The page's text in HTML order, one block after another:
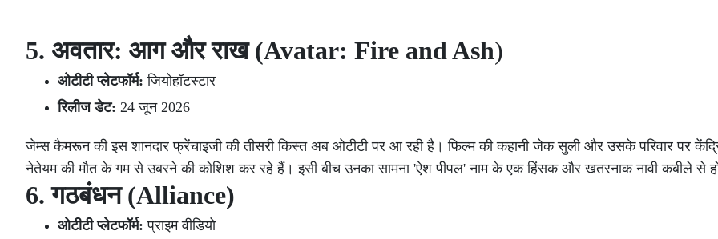
5. अवतार: आग और राख (Avatar: Fire and Ash)
ओटीटी प्लेटफॉर्म: जियोहॉटस्टार
रिलीज डेट: 24 जून 2026
जेम्स कैमरून की इस शानदार फ्रेंचाइजी की तीसरी किस्त अब ओटीटी पर आ रही है। फिल्म की कहानी जेक सुली और उसके परिवार पर
नेतेयम की मौत के गम से उबरने की कोशिश कर रहे हैं। इसी बीच उनका सामना 'ऐश पीपल' नाम के एक हिंसक और खतरनाक नावी कबीले से
6. गठबंधन (Alliance)
ओटीटी प्लेटफॉर्म: प्राइम वीडियो